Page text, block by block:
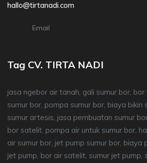
hallo@tirtanadi.com
Email
Tag CV. TIRTA NADI
jasa ngebor air tanah, gali sumur bor,
sumur bor, pompa sumur bor, biaya bikin
sumur artesis, jasa pembuatan sumur
bor satelit, pompa air untuk sumur bor,
air sumur bor, jet pump sumur bor, biaya
jet pump, bor air satelit, sumur jet pump,